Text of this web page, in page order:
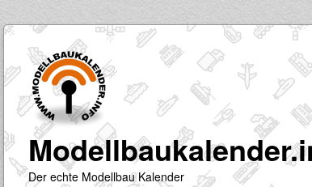
Der echte Modellbau Kalender